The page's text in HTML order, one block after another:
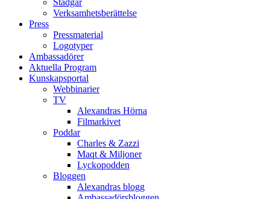
Stadgar
Verksamhetsberättelse
Press
Pressmaterial
Logotyper
Ambassadörer
Aktuella Program
Kunskapsportal
Webbinarier
TV
Alexandras Hörna
Filmarkivet
Poddar
Charles & Zazzi
Maqt & Miljoner
Lyckopodden
Bloggen
Alexandras blogg